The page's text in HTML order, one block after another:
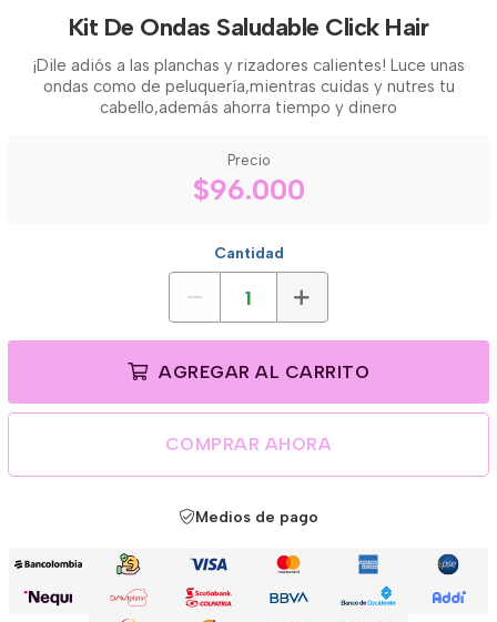
Kit De Ondas Saludable Click Hair
¡Dile adiós a las planchas y rizadores calientes! Luce unas
ondas como de peluquería,mientras cuidas y nutres tu
cabello,además ahorra tiempo y dinero
Precio
$96.000
Cantidad
AGREGAR AL CARRITO
COMPRAR AHORA
Medios de pago